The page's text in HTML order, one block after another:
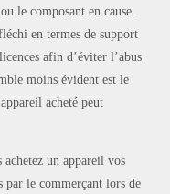
le composant en cause.
en termes de support
afin d’éviter l’abus
moins évident est le
acheté peut
un appareil vos
par le commerçant lors de